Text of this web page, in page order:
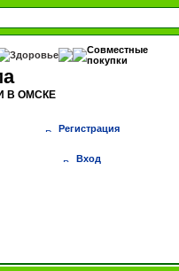
Здоровье
Совместные
покупки
В ОМСКЕ
Регистрация
Вход